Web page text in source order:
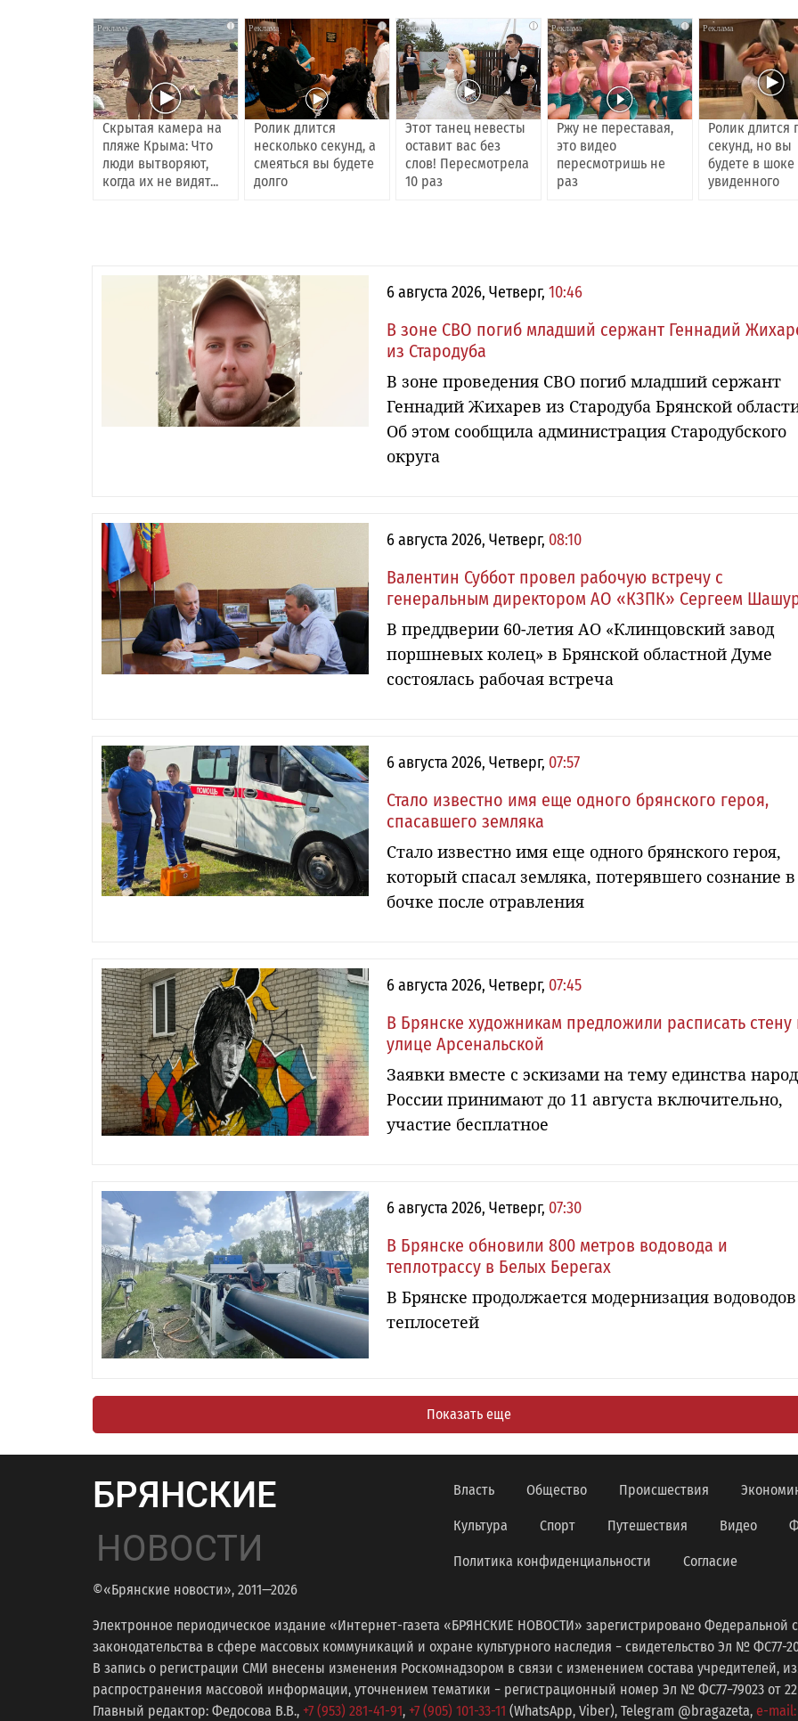
i
Скрытая камера на
пляже Крыма: Что
люди вытворяют,
когда их не видят...
i
Ролик длится
несколько секунд, а
смеяться вы будете
долго
i
Этот танец невесты
оставит вас без
слов! Пересмотрела
10 раз
i
Ржу не переставая,
это видео
пересмотришь не
раз
Ролик длится
секунд, но вы
будете в шоке
увиденного
6 августа 2026, Четверг, 10:46
В зоне СВО погиб младший сержант Геннадий
из Стародуба
В зоне проведения СВО погиб младший сержант
Геннадий Жихарев из Стародуба Брянской
Об этом сообщила администрация Стародубского
округа
6 августа 2026, Четверг, 08:10
Валентин Суббот провел рабочую встречу с
генеральным директором АО «КЗПК» Сергеем
В преддверии 60-летия АО «Клинцовский завод
поршневых колец» в Брянской областной Думе
состоялась рабочая встреча
6 августа 2026, Четверг, 07:57
Стало известно имя еще одного брянского героя,
спасавшего земляка
Стало известно имя еще одного брянского героя,
который спасал земляка, потерявшего сознание в
бочке после отравления
6 августа 2026, Четверг, 07:45
В Брянске художникам предложили расписать стену
улице Арсенальской
Заявки вместе с эскизами на тему единства
России принимают до 11 августа включительно,
участие бесплатное
6 августа 2026, Четверг, 07:30
В Брянске обновили 800 метров водовода и
теплотрассу в Белых Берегах
В Брянске продолжается модернизация
теплосетей
Показать еще
БРЯНСКИЕ
НОВОСТИ
©«Брянские новости», 2011—2026
Власть Общество Происшествия
Культура Спорт Путешествия Видео
Политика конфиденциальности Согласие
Электронное периодическое издание «Интернет-газета «БРЯНСКИЕ НОВОСТИ» зарегистрировано Федеральной
законодательства в сфере массовых коммуникаций и охране культурного наследия − свидетельство Эл № ФС77-
В запись о регистрации СМИ внесены изменения Роскомнадзором в связи с изменением состава учредителей,
распространения массовой информации, уточнением тематики − регистрационный номер Эл № ФС77−79023 от 22
Главный редактор: Федосова В.В., +7 (953) 281-41-91, +7 (905) 101-33-11 (WhatsApp, Viber), Telegram @bragazeta, e-